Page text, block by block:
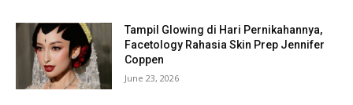
Tampil Glowing di Hari Pernikahannya,
Facetology Rahasia Skin Prep Jennifer
Coppen
June 23, 2026